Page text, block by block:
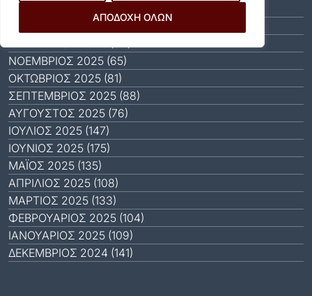
ΑΠΟΔΟΧΗ ΟΛΩΝ
ΦΕΒΡΟΥΆΡΙΟΣ 2026 (40)
ΙΑΝΟΥΆΡΙΟΣ 2026 (31)
ΝΟΈΜΒΡΙΟΣ 2025 (65)
ΟΚΤΏΒΡΙΟΣ 2025 (81)
ΣΕΠΤΈΜΒΡΙΟΣ 2025 (88)
ΑΎΓΟΥΣΤΟΣ 2025 (76)
ΙΟΎΛΙΟΣ 2025 (147)
ΙΟΎΝΙΟΣ 2025 (175)
ΜΆΙΟΣ 2025 (135)
ΑΠΡΊΛΙΟΣ 2025 (108)
ΜΆΡΤΙΟΣ 2025 (133)
ΦΕΒΡΟΥΆΡΙΟΣ 2025 (104)
ΙΑΝΟΥΆΡΙΟΣ 2025 (109)
ΔΕΚΈΜΒΡΙΟΣ 2024 (141)